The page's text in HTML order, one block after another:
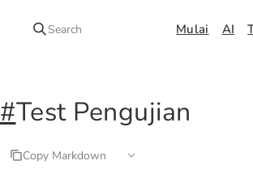
Search Mulai AI
#Test Pengujian
Copy Markdown